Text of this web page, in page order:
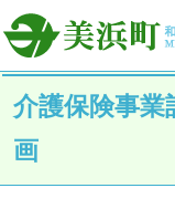
介護保険事業
画